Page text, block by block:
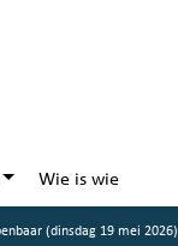
Wie is wie
(dinsdag 19 mei 2026)